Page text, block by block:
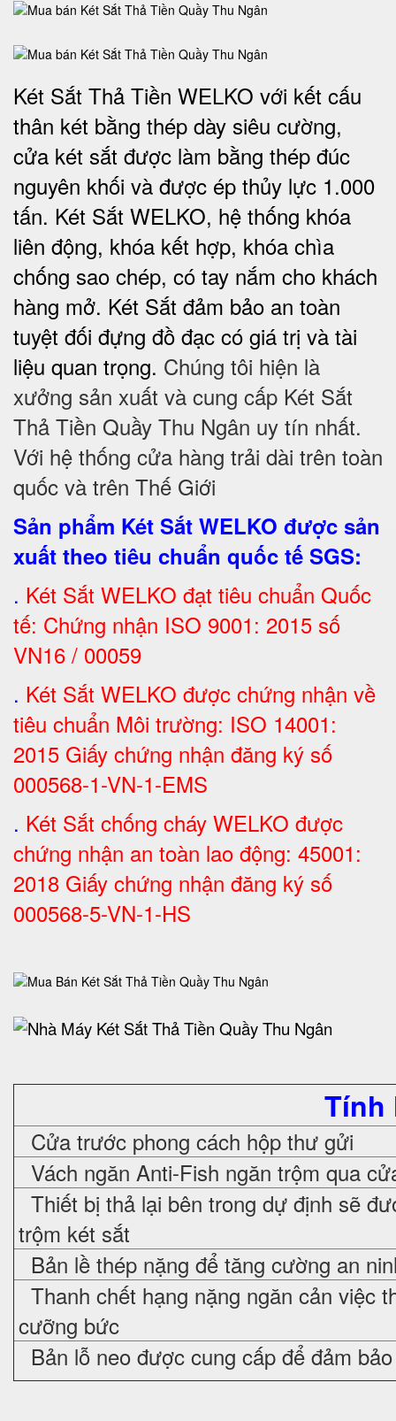
Két Sắt Thả Tiền WELKO với kết cấu
thân két bằng thép dày siêu cường,
cửa két sắt được làm bằng thép đúc
nguyên khối và được ép thủy lực 1.000
tấn. Két Sắt WELKO, hệ thống khóa
liên động, khóa kết hợp, khóa chìa
chống sao chép, có tay nắm cho khách
hàng mở. Két Sắt đảm bảo an toàn
tuyệt đối đựng đồ đạc có giá trị và tài
liệu quan trọng. Chúng tôi hiện là
xưởng sản xuất và cung cấp Két Sắt
Thả Tiền Quầy Thu Ngân uy tín nhất.
Với hệ thống cửa hàng trải dài trên toàn
quốc và trên Thế Giới
Sản phẩm Két Sắt WELKO được sản
xuất theo tiêu chuẩn quốc tế SGS:
. Két Sắt WELKO đạt tiêu chuẩn Quốc
tế: Chứng nhận ISO 9001: 2015 số
VN16 / 00059
. Két Sắt WELKO được chứng nhận về
tiêu chuẩn Môi trường: ISO 14001:
2015 Giấy chứng nhận đăng ký số
000568-1-VN-1-EMS
. Két Sắt chống cháy WELKO được
chứng nhận an toàn lao động: 45001:
2018 Giấy chứng nhận đăng ký số
000568-5-VN-1-HS
Tính
Cửa trước phong cách hộp thư gửi
Vách ngăn Anti-Fish ngăn trộm qua
Thiết bị thả lại bên trong dự định sẽ
trộm két sắt
Bản lề thép nặng để tăng cường an
Thanh chết hạng nặng ngăn cản việc
cưỡng bức
Bản lỗ neo được cung cấp để đảm